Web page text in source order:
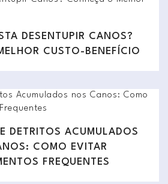
DESENTUPIR CANOS?
CUSTO-BENEFÍCIO
DETRITOS ACUMULADOS
COMO EVITAR
FREQUENTES